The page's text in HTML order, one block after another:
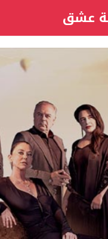
عشق